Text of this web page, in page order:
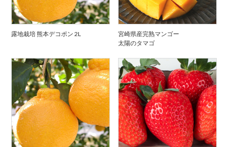
露地栽培 熊本デコポン 2L
宮崎県産完熟マンゴー
太陽のタマゴ